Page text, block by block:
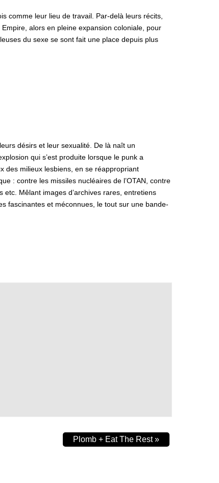
comme leur lieu de travail. Par-delà leurs récits,
alors en pleine expansion coloniale, pour
du sexe se sont fait une place depuis plus
désirs et leur sexualité. De là naît un
qui s’est produite lorsque le punk a
des milieux lesbiens, en se réappropriant
: contre les missiles nucléaires de l’OTAN, contre
Mêlant images d’archives rares, entretiens
fascinantes et méconnues, le tout sur une bande-
Plomb + Eat The Rest»